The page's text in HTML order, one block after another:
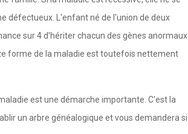
défectueux. L'enfant né de l'union de deux
sur 4 d'hériter chacun des gènes anormaux
forme de la maladie est toutefois nettement
est une démarche importante. C'est la
un arbre généalogique et vous demandera si